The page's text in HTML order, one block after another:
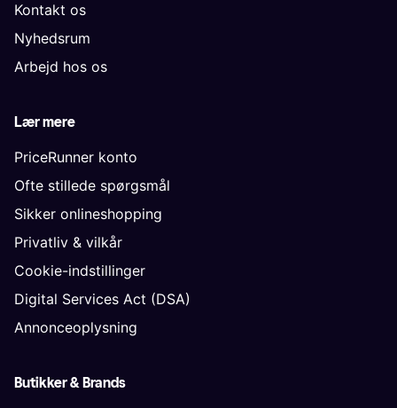
Kontakt os
Nyhedsrum
Arbejd hos os
Lær mere
PriceRunner konto
Ofte stillede spørgsmål
Sikker onlineshopping
Privatliv & vilkår
Cookie-indstillinger
Digital Services Act (DSA)
Annonceoplysning
Butikker & Brands